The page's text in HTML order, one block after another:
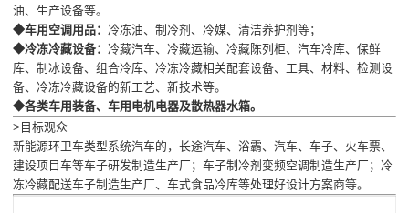
油、生产设备等。
◆车用空调用品：冷冻油、制冷剂、冷媒、清洁养护剂等；
◆冷冻冷藏设备：冷藏汽车、冷藏运输、冷藏陈列柜、汽车冷库、保鲜
库、制冰设备、组合冷库、冷冻冷藏相关配套设备、工具、材料、检测设
备、冷冻冷藏设备的新工艺、新技术等。
◆各类车用装备、车用电机电器及散热器水箱。
>目标观众
新能源环卫车类型系统汽车的，长途汽车、浴霸、汽车、车子、火车票、
建设项目车等车子研发制造生产厂；车子制冷剂变频空调制造生产厂；冷
冻冷藏配送车子制造生产厂、车式食品冷库等处理好设计方案商等。